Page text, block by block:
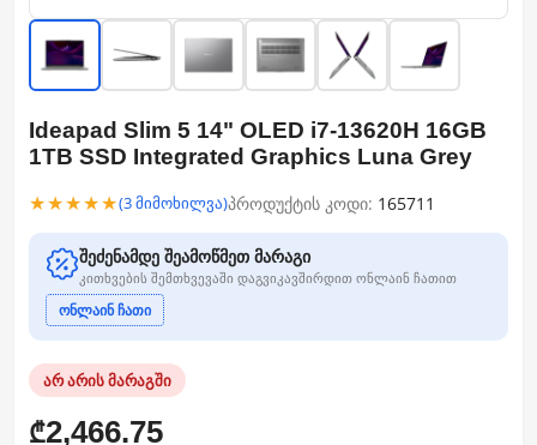
Ideapad Slim 5 14" OLED i7-13620H 16GB
1TB SSD Integrated Graphics Luna Grey
★★★★★(3 მიმოხილვა)პროდუქტის კოდი: 165711
შეძენამდე შეამოწმეთ მარაგი
კითხვების შემთხვევაში დაგვიკავშირდით ონლაინ ჩათით
ონლაინ ჩათი
არ არის მარაგში
₾2,466.75